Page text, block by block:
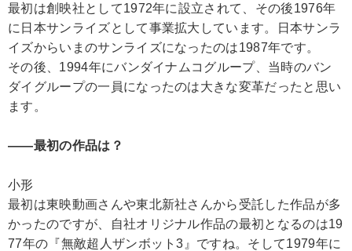
最初は創映社として1972年に設立されて、その後1976年
に日本サンライズとして事業拡大しています。日本サンラ
イズからいまのサンライズになったのは1987年です。
その後、1994年にバンダイナムコグループ、当時のバン
ダイグループの一員になったのは大きな変革だったと思い
ます。
――最初の作品は？
小形
最初は東映動画さんや東北新社さんから受託した作品が多
かったのですが、自社オリジナル作品の最初となるのは19
77年の『無敵超人ザンボット3』ですね。そして1979年に